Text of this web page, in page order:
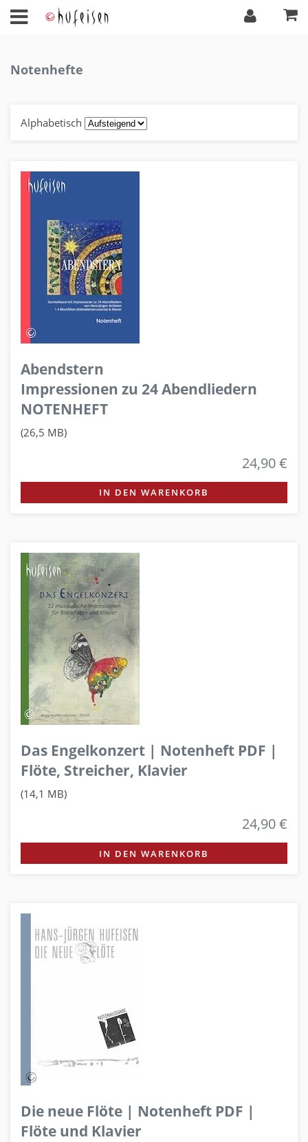
Notenhefte
Alphabetisch
Abendstern
Impressionen zu 24 Abendliedern
NOTENHEFT
(26,5 MB)
24,90 €
IN DEN WARENKORB
Das Engelkonzert | Notenheft PDF |
Flöte, Streicher, Klavier
(14,1 MB)
24,90 €
IN DEN WARENKORB
Die neue Flöte | Notenheft PDF |
Flöte und Klavier